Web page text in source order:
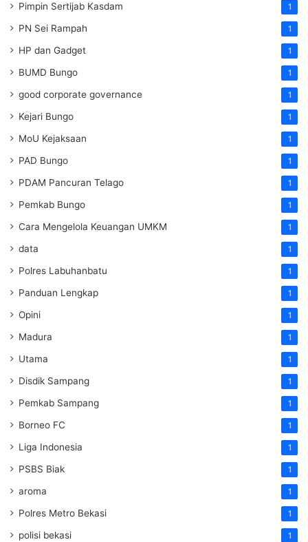
Pimpin Sertijab Kasdam 1
PN Sei Rampah 1
HP dan Gadget 1
BUMD Bungo 1
good corporate governance 1
Kejari Bungo 1
MoU Kejaksaan 1
PAD Bungo 1
PDAM Pancuran Telago 1
Pemkab Bungo 1
Cara Mengelola Keuangan UMKM 1
data 1
Polres Labuhanbatu 1
Panduan Lengkap 1
Opini 1
Madura 1
Utama 1
Disdik Sampang 1
Pemkab Sampang 1
Borneo FC 1
Liga Indonesia 1
PSBS Biak 1
aroma 1
Polres Metro Bekasi 1
polisi bekasi 1